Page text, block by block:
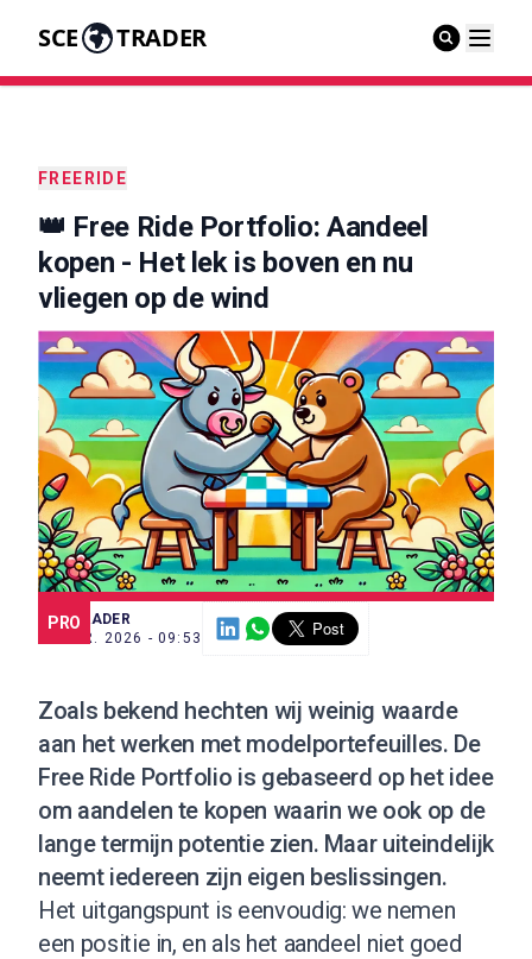
SCE TRADER
FREERIDE
👑 Free Ride Portfolio: Aandeel
kopen - Het lek is boven en nu
vliegen op de wind
PRO
SCE TRADER
23 APR. 2026 - 09:53
Zoals bekend hechten wij weinig waarde
aan het werken met modelportefeuilles. De
Free Ride Portfolio is gebaseerd op het idee
om aandelen te kopen waarin we ook op de
lange termijn potentie zien. Maar uiteindelijk
neemt iedereen zijn eigen beslissingen.
Het uitgangspunt is eenvoudig: we nemen
een positie in, en als het aandeel niet goed